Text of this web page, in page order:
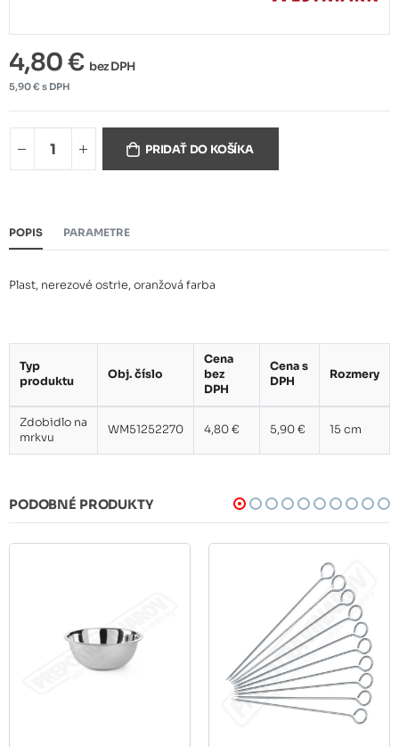
4,80 € bez DPH
5,90 € s DPH
PRIDAŤ DO KOŠÍKA
POPIS PARAMETRE
Plast, nerezové ostrie, oranžová farba
Typ
produktu
Obj. číslo
Cena
bez
DPH
Cena s
DPH
Rozmery
Zdobidlo na
mrkvu
WM51252270 4,80 € 5,90 € 15 cm
PODOBNÉ PRODUKTY